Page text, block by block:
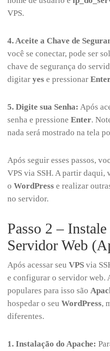
VPS.
4. Aceite a Chave de
você se conectar, pode ser
chave de segurança do
digitar yes e pressionar
5. Digite sua Senha: Após
senha e pressione Enter.
nada será mostrado na tela
Após seguir esses passos,
VPS via SSH. A partir daqui,
o WordPress e realizar
no servidor.
Passo 2 –
Servidor Web
Após acessar seu VPS via
e configurar o servidor web.
populares para isso são
hospedar o seu WordPress,
diferentes.
1. Instalação do Apache: